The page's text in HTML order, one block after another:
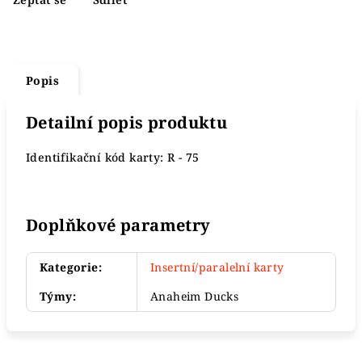
Popis
Detailní popis produktu
Identifikační kód karty: R - 75
Doplňkové parametry
Kategorie:
Insertní/paralelní karty
Týmy: Anaheim Ducks